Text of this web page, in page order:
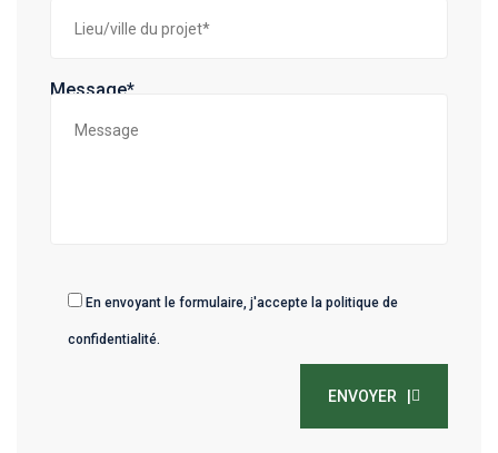
Message*
En envoyant le formulaire, j'accepte la politique de
confidentialité.
ENVOYER |